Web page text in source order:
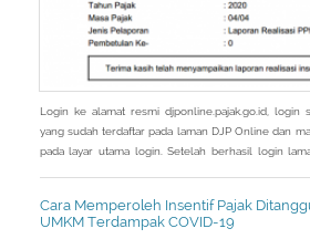
Login ke alamat resmi djponline.pajak.go.id, login
yang sudah terdaftar pada laman DJP Online dan
pada layar utama login. Setelah berhasil login
Covid-19. - Pada
Cara Memperoleh Insentif Pajak
UMKM Terdampak COVID-19